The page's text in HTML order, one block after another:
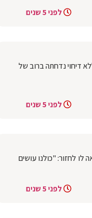
לפני 5 שנים
דיחוי נדחתה ברוב של
לפני 5 שנים
לו לחזור: "כולנו עושים
לפני 5 שנים